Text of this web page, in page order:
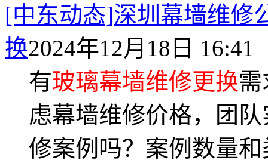
[中东动态]深圳幕墙维修
换2024年12月18日 16:41
有玻璃幕墙维修更换
虑幕墙维修价格，团
修案例吗？案例数量